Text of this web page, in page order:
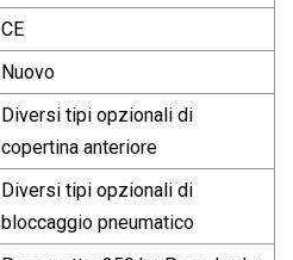
CE
Nuovo
Diversi tipi opzionali di
copertina anteriore
Diversi tipi opzionali di
bloccaggio pneumatico